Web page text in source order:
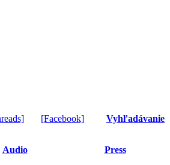
[Facebook] Vyhľadávanie
Audio Press